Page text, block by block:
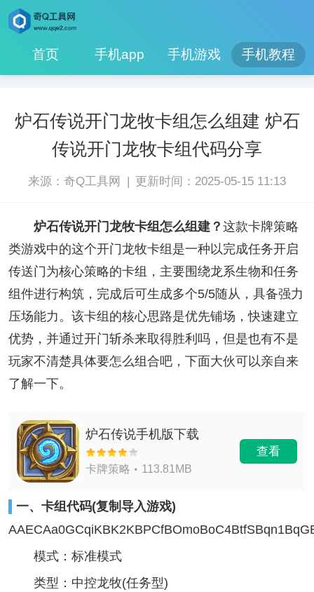
首页 手机app 手机游戏 手机教程
炉石传说开门龙牧卡组怎么组建 炉石
传说开门龙牧卡组代码分享
来源：奇Q工具网 | 更新时间：2025-05-15 11:13
炉石传说开门龙牧卡组怎么组建？ 这款卡牌策略
类游戏中的这个开门龙牧卡组是一种以完成任务开启
传送门为核心策略的卡组，主要围绕龙系生物和任务
组件进行构筑，完成后可生成多个5/5随从，具备强力
压场能力。该卡组的核心思路是优先铺场，快速建立
优势，并通过开门斩杀来取得胜利‌吗，但是也有不是
玩家不清楚具体要怎么组合吧，下面大伙可以亲自来
了解一下。
炉石传说手机版下载
卡牌策略 113.81MB
查看
一、卡组代码(复制导入游戏)
模式：标准模式
类型：中控龙牧(任务型)